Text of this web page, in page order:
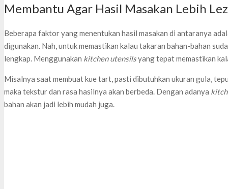
Membantu Agar Hasil Masakan Lebih
Beberapa faktor yang menentukan hasil masakan di antaranya
digunakan. Nah, untuk memastikan kalau takaran bahan-bahan
lengkap. Menggunakan kitchen utensilsyang tepat memastikan
Misalnya saat membuat kue tart, pasti dibutuhkan ukuran gula,
maka tekstur dan rasa hasilnya akan berbeda. Dengan adanya
bahan akan jadi lebih mudah juga.